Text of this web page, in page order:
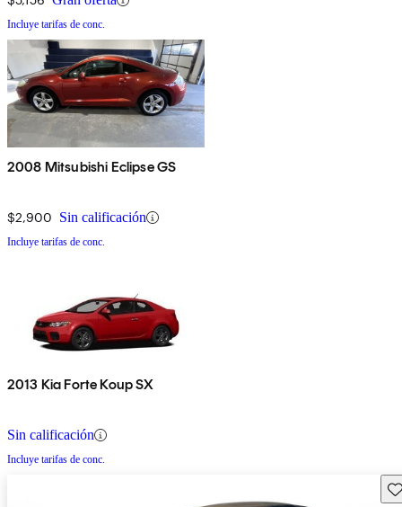
Incluye tarifas de conc.
2008 Mitsubishi Eclipse GS
$2,900 Sin calificación
Incluye tarifas de conc.
2013 Kia Forte Koup SX
Sin calificación
Incluye tarifas de conc.